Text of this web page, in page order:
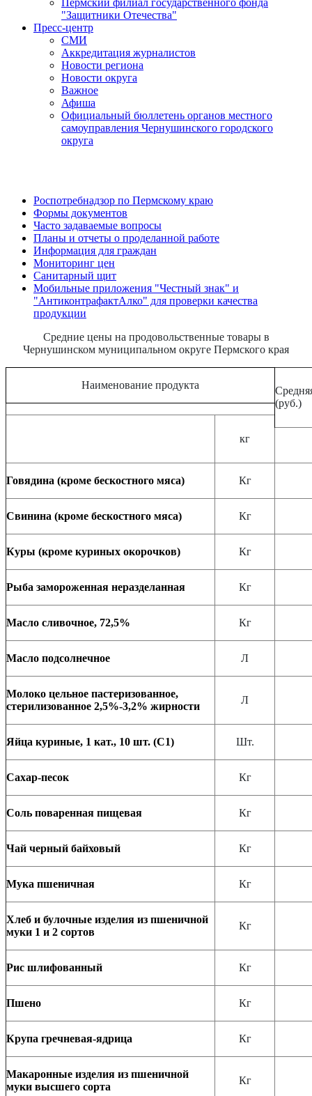
Пермский филиал государственного фонда
"Защитники Отечества"
Пресс-центр
СМИ
Аккредитация журналистов
Новости региона
Новости округа
Важное
Афиша
Официальный бюллетень органов местного
самоуправления Чернушинского городского
округа
Роспотребнадзор по Пермскому краю
Формы документов
Часто задаваемые вопросы
Планы и отчеты о проделанной работе
Информация для граждан
Мониторинг цен
Санитарный щит
Мобильные приложения "Честный знак" и
"АнтиконтрафактАлко" для проверки качества
продукции
Средние цены на продовольственные товары в
Чернушинском муниципальном округе Пермского края
Наименование продукта
(руб.)
кг
Говядина (кроме бескостного мяса) Кг
Свинина (кроме бескостного мяса) Кг
Куры (кроме куриных окорочков) Кг
Рыба замороженная неразделанная Кг
Масло сливочное, 72,5% Кг
Масло подсолнечное Л
Молоко цельное пастеризованное,
стерилизованное 2,5%-3,2% жирности
Л
Яйца куриные, 1 кат., 10 шт. (С1) Шт.
Сахар-песок Кг
Соль поваренная пищевая Кг
Чай черный байховый Кг
Мука пшеничная Кг
Хлеб и булочные изделия из пшеничной
муки 1 и 2 сортов
Кг
Рис шлифованный Кг
Пшено Кг
Крупа гречневая-ядрица Кг
Макаронные изделия из пшеничной
муки высшего сорта
Кг